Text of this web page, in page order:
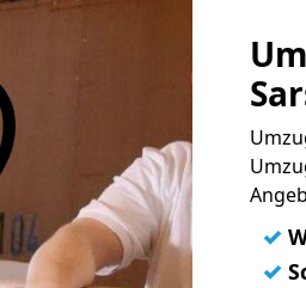
✓
✓